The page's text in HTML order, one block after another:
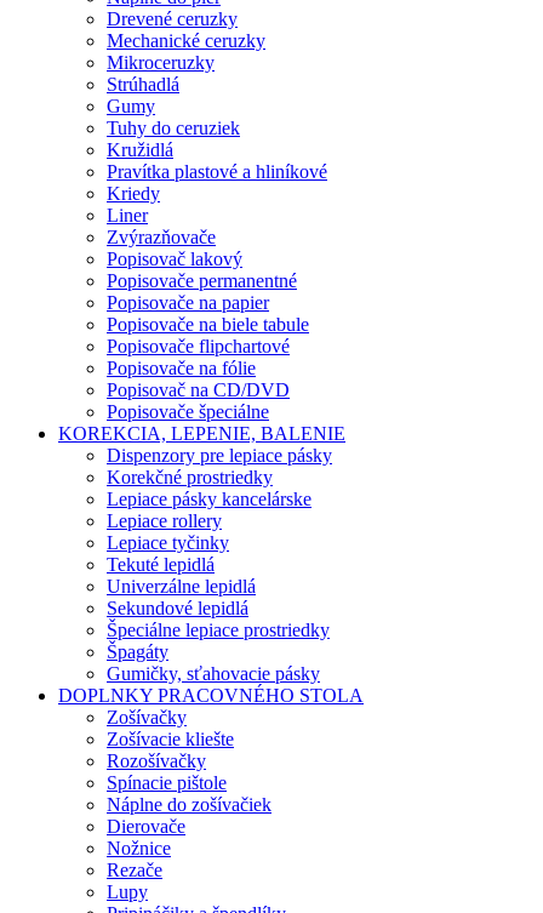
Drevené ceruzky
Mechanické ceruzky
Mikroceruzky
Strúhadlá
Gumy
Tuhy do ceruziek
Kružidlá
Pravítka plastové a hliníkové
Kriedy
Liner
Zvýrazňovače
Popisovač lakový
Popisovače permanentné
Popisovače na papier
Popisovače na biele tabule
Popisovače flipchartové
Popisovače na fólie
Popisovač na CD/DVD
Popisovače špeciálne
KOREKCIA, LEPENIE, BALENIE
Dispenzory pre lepiace pásky
Korekčné prostriedky
Lepiace pásky kancelárske
Lepiace rollery
Lepiace tyčinky
Tekuté lepidlá
Univerzálne lepidlá
Sekundové lepidlá
Špeciálne lepiace prostriedky
Špagáty
Gumičky, sťahovacie pásky
DOPLNKY PRACOVNÉHO STOLA
Zošívačky
Zošívacie kliešte
Rozošívačky
Spínacie pištole
Náplne do zošívačiek
Dierovače
Nožnice
Rezače
Lupy